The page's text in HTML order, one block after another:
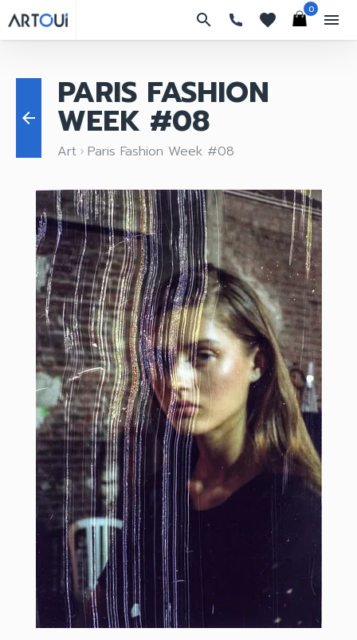
search favorites
0
menu
arrow_back
PARIS FASHION
WEEK #08
Art keyboard_arrow_right Paris Fashion Week #08